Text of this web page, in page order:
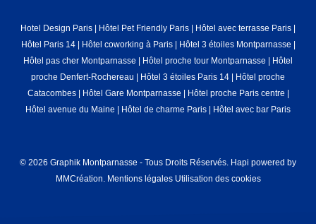
Hotel Design Paris Hôtel Pet Friendly Paris Hôtel avec terrasse Paris
Hôtel Paris 14| Hôtel coworking à Paris| Hôtel 3 étoiles Montparnasse
Hôtel pas cher Montparnasse
Hôtel proche tour Montparnasse
Hôtel
proche Denfert-Rochereau
Hôtel 3 étoiles Paris 14
Hôtel proche
Catacombes| Hôtel Gare Montparnasse Hôtel proche Paris centre
Hôtel avenue du Maine
Hôtel de charme Paris Hôtel avec bar Paris
© 2026 Graphik Montparnasse - Tous Droits Réservés. Hapi powered by
MMCréation
Mentions légales Utilisation des cookies